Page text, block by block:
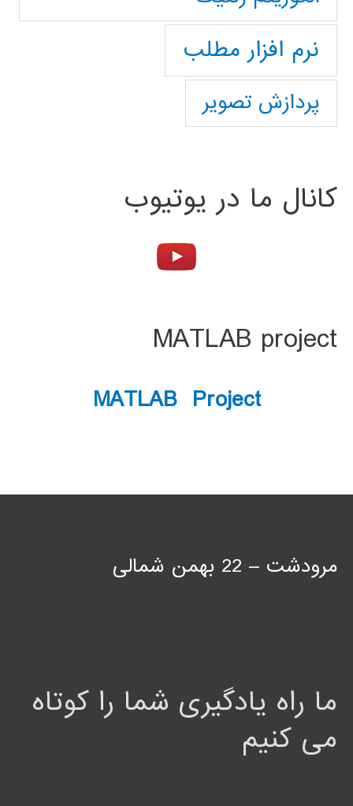
نرم افزار مطلب
پردازش تصویر
کانال ما در یوتیوب
MATLAB project
MATLAB Project
مرودشت – 22 بهمن شمالی
ما راه یادگیری شما را کوتاه
می کنیم